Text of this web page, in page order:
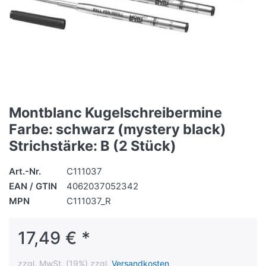
Montblanc Kugelschreibermine
Farbe: schwarz (mystery black)
Strichstärke: B (2 Stück)
Art.-Nr.
C111037
EAN / GTIN
4062037052342
MPN
C111037_R
17,49 € *
zzgl. MwSt. (19%) zzgl. Versandkosten